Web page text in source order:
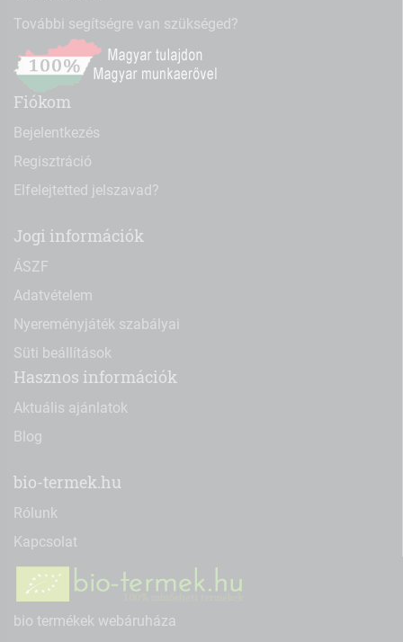
További segítségre van szükséged?
Fiókom
Bejelentkezés
Regisztráció
Elfelejtetted jelszavad?
Jogi információk
ÁSZF
Adatvételem
Nyereményjáték szabályai
Süti beállítások
Hasznos információk
Aktuális ajánlatok
Blog
bio-termek.hu
Rólunk
Kapcsolat
bio termékek webáruháza